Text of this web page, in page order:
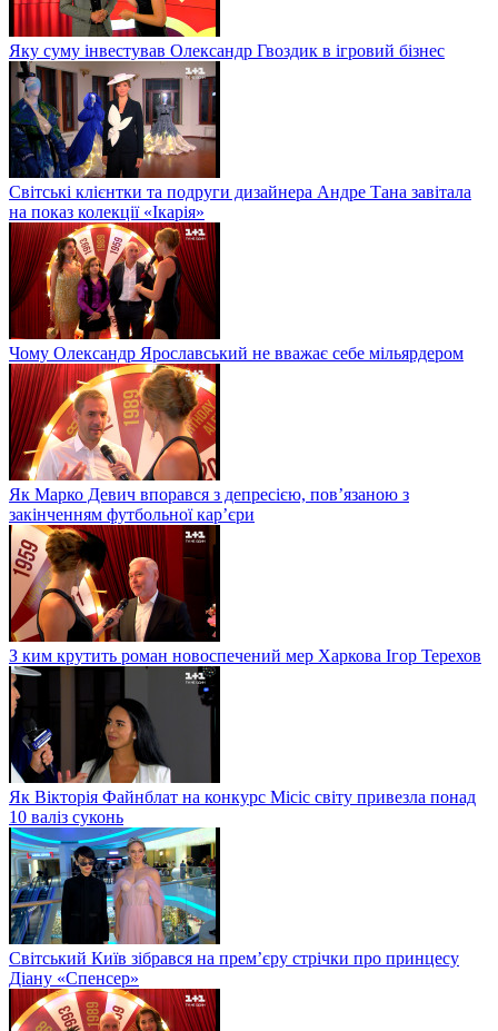
Яку суму інвестував Олександр Гвоздик в ігровий бізнес
Світські клієнтки та подруги дизайнера Андре Тана завітала
на показ колекції «Ікарія»
Чому Олександр Ярославський не вважає себе мільярдером
Як Марко Девич впорався з депресією, пов’язаною з
закінченням футбольної кар’єри
З ким крутить роман новоспечений мер Харкова Ігор Терехов
Як Вікторія Файнблат на конкурс Місіс світу привезла понад
10 валіз суконь
Світський Київ зібрався на прем’єру стрічки про принцесу
Діану «Спенсер»